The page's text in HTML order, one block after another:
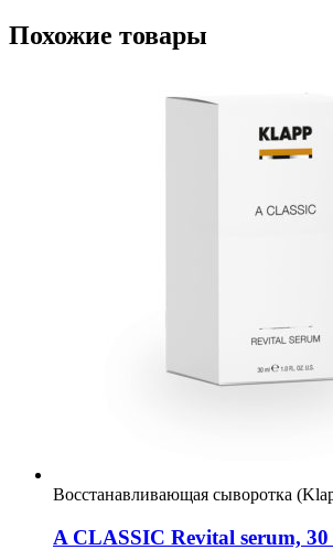
Похожие товары
Восстанавливающая сыворотка
A CLASSIC Revital serum,